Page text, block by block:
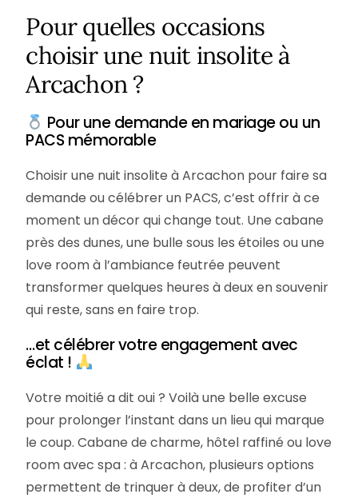
Pour quelles occasions
choisir une nuit insolite à
Arcachon ?
Pour une demande en mariage ou un
PACS mémorable
Choisir une nuit insolite à Arcachon pour faire sa
demande ou célébrer un PACS, c’est offrir à ce
moment un décor qui change tout. Une cabane
près des dunes, une bulle sous les étoiles ou une
love room à l’ambiance feutrée peuvent
transformer quelques heures à deux en souvenir
qui reste, sans en faire trop.
…et célébrer votre engagement avec
éclat !
Votre moitié a dit oui ? Voilà une belle excuse
pour prolonger l’instant dans un lieu qui marque
le coup. Cabane de charme, hôtel raffiné ou love
room avec spa : à Arcachon, plusieurs options
permettent de trinquer à deux, de profiter d’un